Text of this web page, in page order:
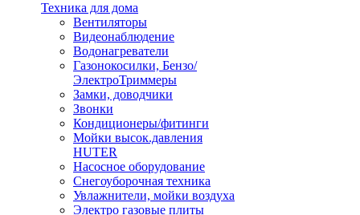
Техника для дома
Вентиляторы
Видеонаблюдение
Водонагреватели
Газонокосилки, Бензо/
ЭлектроТриммеры
Замки, доводчики
Звонки
Кондиционеры/фитинги
Мойки высок.давления
HUTER
Насосное оборудование
Снегоуборочная техника
Увлажнители, мойки воздуха
Электро газовые плиты